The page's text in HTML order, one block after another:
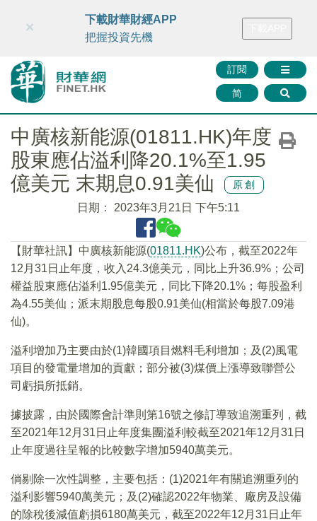
財華智庫網 FINTV FINMETA 財華證券 媒體矩陣
訂閱
简
×
下載財華財經APP
把握投資先機
中廣核新能源(01811.HK)年度
股東應佔溢利降20.1%至1.95
億美元 末期息0.91美仙
原創
日期： 2023年3月21日 下午5:11
【財華社訊】中廣核新能源(01811.HK)公布，截至2022年
12月31日止年度，收入24.3億美元，同比上升36.9%；公司
權益股東應佔溢利1.95億美元，同比下降20.1%；每股盈利
為4.55美仙；派末期股息每股0.91美仙(相當於每股7.09港
仙)。
溢利增加乃主要由於(1)韓國項目燃料毛利增加；及(2)風電
項目的發電量增加的貢獻；部分被(3)煤價上漲導致聯營公
司虧損所抵銷。
據披露，由於國際會計準則第16號之修訂導致追溯重列，截
至2021年12月31日止年度集團溢利較截至2021年12月31日
止年度過往呈報的比較數字增加5940萬美元。
倘剔除一次性調整，主要包括：(1)2021年有關追溯重列的
溢利影響5940萬美元；及(2)確認2022年物業、廠房及設備
的除稅後減值虧損6180萬美元，截至2022年12月31日止年